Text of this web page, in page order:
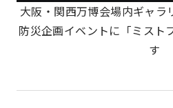
大阪・関西万博会場内ギャラ
防災企画イベントに「ミスト
す